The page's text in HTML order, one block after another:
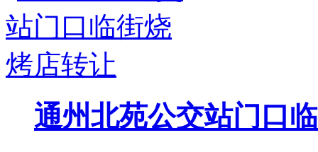
通州北苑公交站门口